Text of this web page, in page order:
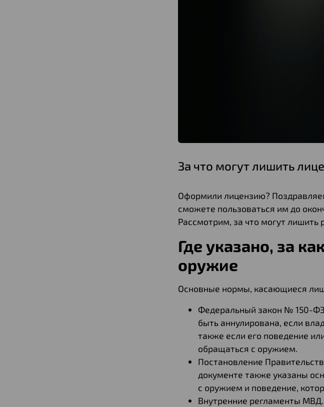
За что могут лишить
Оформили лицензию?
сможете пользоваться им до
Рассмотрим, за что могут
Где указано, за
оружие
Основные нормы, касающиеся
Федеральный закон № 150-ФЗ
быть аннулирована, если
также если его поведение
обращаться с оружием.
Постановление
документе также указаны
с оружием и поведение,
Внутренние регламенты